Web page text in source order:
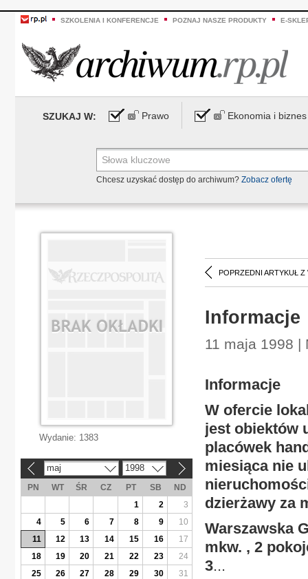
SZKOLENIA I KONFERENCJE POZNAJ NASZE PRODUKTY E-
SZUKAJ W: Prawo Ekonomia i biznes
Chcesz uzyskać dostęp do archiwum? Zobacz ofertę
POPRZEDNI ARTYKUŁ Z
Informacje
11 maja 1998 |
Informacje
W ofercie
jest obiektów
placówek
miesiąca nie
dzierżawy za
Warszawska
mkw. , 2
3...
Wydanie: 1383
maj 1998
PN WT ŚR CZ PT SB
ND
1
2
3
4
5 6 7 8 9
10
11
12 13 14 15 16
17
18
19 20 21 22 23
24
25
26 27 28 29 30 31